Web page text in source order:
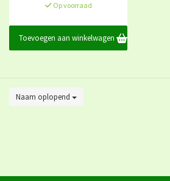
Op voorraad
Toevoegen aan winkelwagen
Naam oplopend